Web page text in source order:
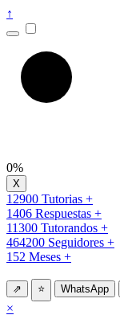
↑
0%
12900 Tutorias +
1406 Respuestas +
11300 Tutorandos +
464200 Seguidores +
152 Meses +
⇗ ⭐ WhatsApp
×